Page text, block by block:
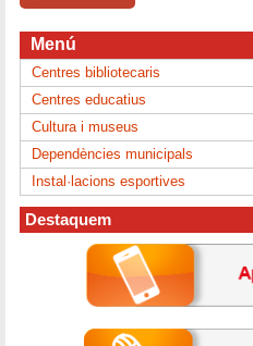
Menú
Centres bibliotecaris
Centres educatius
Cultura i museus
Dependències municipals
Instal·lacions esportives
Destaquem